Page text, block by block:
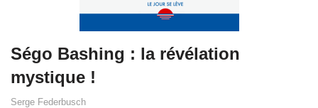
Ségo Bashing : la révélation
mystique !
Serge Federbusch